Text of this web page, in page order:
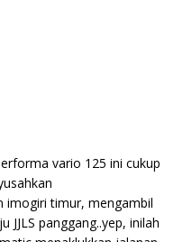
vario 125 ini cukup
imogiri timur, mengambil
panggang..yep, inilah